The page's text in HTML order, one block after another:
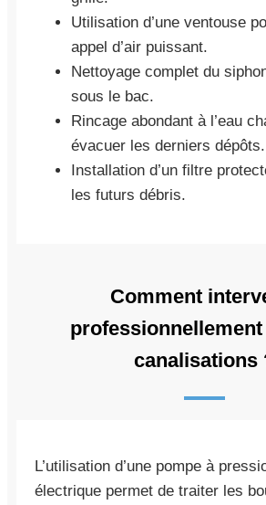
Utilisation d’une ventouse
appel d’air puissant.
Nettoyage complet du
sous le bac.
Rincage abondant à l’eau
évacuer les derniers dépôts.
Installation d’un filtre
les futurs débris.
Comment
canalisations
L’utilisation d’une pompe à
électrique permet de traiter les